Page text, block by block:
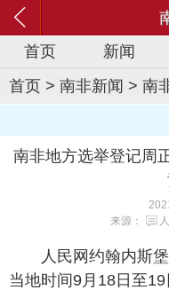
首页
新闻
首页 > 南非新闻 > 南
南非地方选举登记周
来源：
人民网约翰内斯
当地时间9月18日至